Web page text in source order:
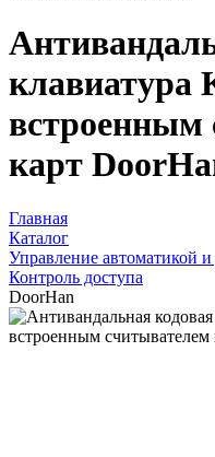
клавиатура
встроенным
карт
Главная
Каталог
Управление автоматикой
Контроль доступа
DoorHan